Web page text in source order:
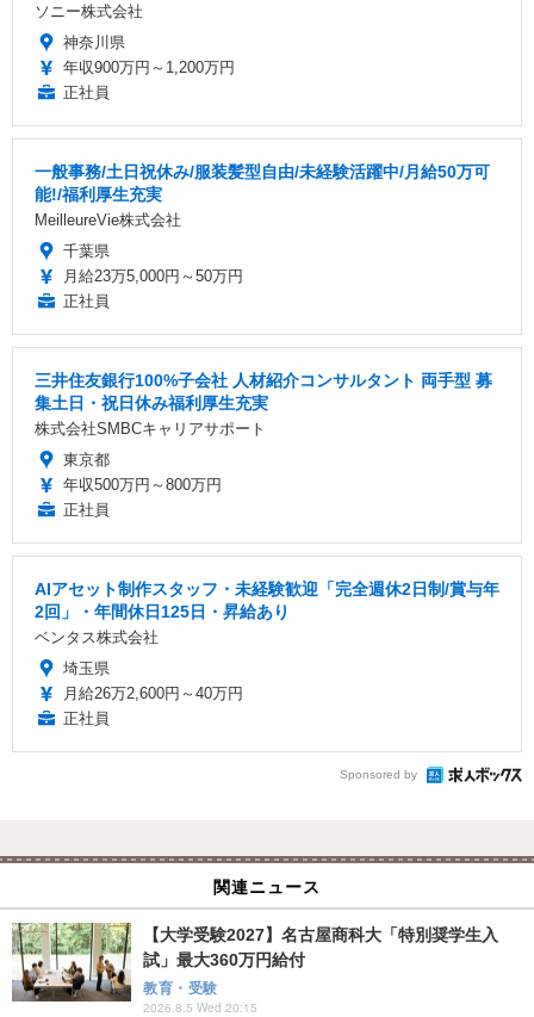
ソニー株式会社
神奈川県
年収900万円～1,200万円
正社員
一般事務/土日祝休み/服装髪型自由/未経験活躍中/月給50万可
能!/福利厚生充実
MeilleureVie株式会社
千葉県
月給23万5,000円～50万円
正社員
三井住友銀行100%子会社 人材紹介コンサルタント 両手型 募
集土日・祝日休み福利厚生充実
株式会社SMBCキャリアサポート
東京都
年収500万円～800万円
正社員
AIアセット制作スタッフ・未経験歓迎「完全週休2日制/賞与年
2回」・年間休日125日・昇給あり
ベンタス株式会社
埼玉県
月給26万2,600円～40万円
正社員
Sponsored by
関連ニュース
【大学受験2027】名古屋商科大「特別奨学生入
試」最大360万円給付
教育・受験
2026.8.5 Wed 20:15